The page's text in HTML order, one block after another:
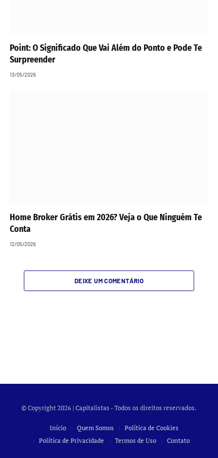
Point: O Significado Que Vai Além do Ponto e Pode Te
Surpreender
13/05/2026
Home Broker Grátis em 2026? Veja o Que Ninguém Te
Conta
12/05/2026
DEIXE UM COMENTÁRIO
© Copyright 2026 | Capitalistas - Todos os direitos reservados.
Início Quem Somos
Política de Cookies
Política de Privacidade
Termos de Uso Contato